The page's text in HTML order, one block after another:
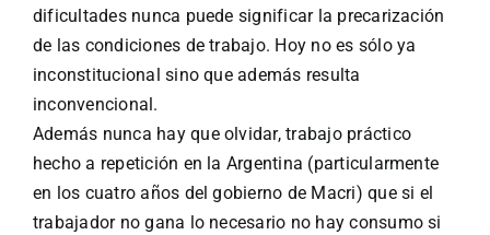
dificultades nunca puede significar la precarización
de las condiciones de trabajo. Hoy no es sólo ya
inconstitucional sino que además resulta
inconvencional.
Además nunca hay que olvidar, trabajo práctico
hecho a repetición en la Argentina (particularmente
en los cuatro años del gobierno de Macri) que si el
trabajador no gana lo necesario no hay consumo si